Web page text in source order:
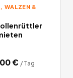
WALZEN &
€ / Tag